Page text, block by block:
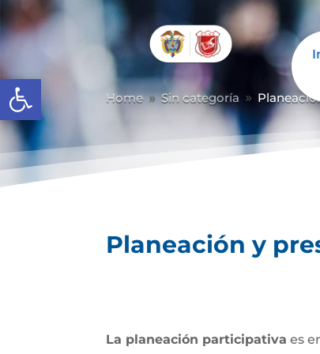
Abrir barra de herramientas
Home 9 Sin categoría 9
Planeación y
La planeación participativa es